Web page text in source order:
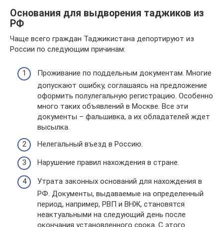
Основания для выдворения таджиков из
РФ
Чаще всего граждан Таджикистана депортируют из
России по следующим причинам:
Проживание по поддельным документам. Многие
допускают ошибку, соглашаясь на предложение
оформить полулегальную регистрацию. Особенно
много таких объявлений в Москве. Все эти
документы – фальшивка, а их обладателей ждет
высылка.
Нелегальный въезд в Россию.
Нарушение правил нахождения в стране.
Утрата законных оснований для нахождения в
РФ. Документы, выдаваемые на определенный
период, например, РВП и ВНЖ, становятся
неактуальными на следующий день после
окончания установленного срока. С этого